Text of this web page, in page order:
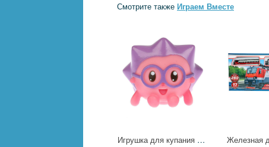
Смотрите также Играем Вместе
Игрушка для купания Ежик Играем Вместе LX-ST1711